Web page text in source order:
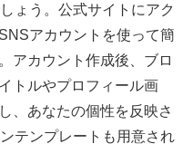
ょう。公式サイトにアク
アカウントを使って簡
アカウント作成後、ブロ
トルやプロフィール画
、あなたの個性を反映さ
テンプレートも用意され